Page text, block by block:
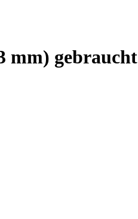
mm) gebraucht